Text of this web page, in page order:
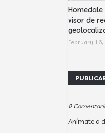
visor de
February 16,
0
Anímate a